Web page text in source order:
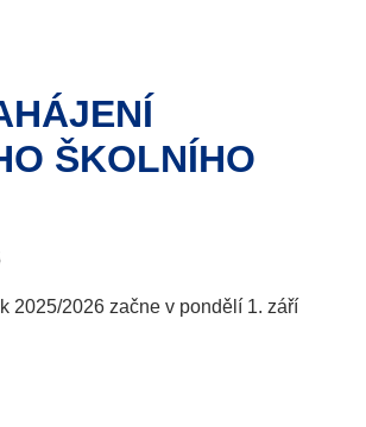
ŠKOLNÍHO
2025/2026 začne v pondělí 1. září